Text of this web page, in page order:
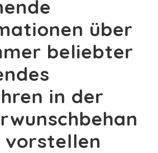
über
beliebter
in der
vorstellen